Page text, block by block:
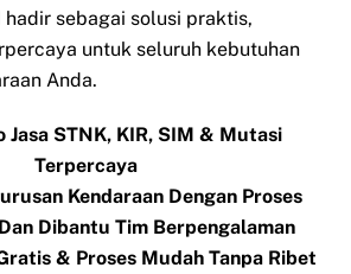
sebagai solusi praktis,
untuk seluruh kebutuhan
Anda.
Jasa STNK, KIR, SIM & Mutasi
Terpercaya
Kendaraan Dengan Proses
Dibantu Tim Berpengalaman
& Proses Mudah Tanpa Ribet